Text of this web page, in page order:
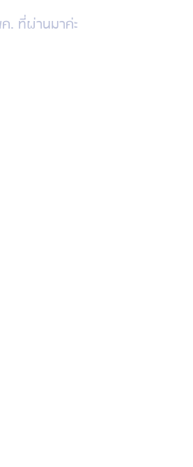
ค. ที่ผ่านมาค่ะ